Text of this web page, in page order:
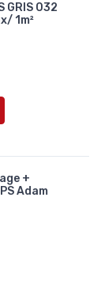
GRIS 032
1m²
+
Adam